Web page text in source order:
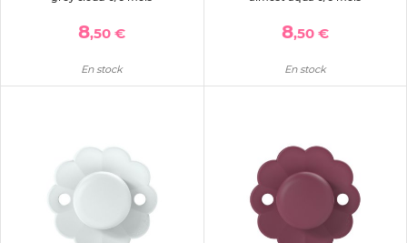
8,50 €
En stock
8,50 €
En stock